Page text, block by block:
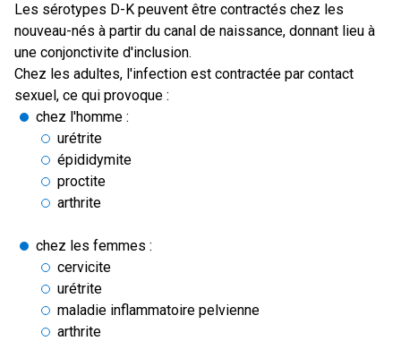
Les sérotypes D-K peuvent être contractés chez les
nouveau-nés à partir du canal de naissance, donnant lieu à
une conjonctivite d'inclusion.
Chez les adultes, l'infection est contractée par contact
sexuel, ce qui provoque :
chez l'homme :
urétrite
épididymite
proctite
arthrite
chez les femmes :
cervicite
urétrite
maladie inflammatoire pelvienne
arthrite